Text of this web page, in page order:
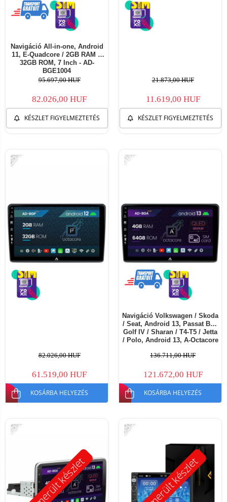
Navigáció All-in-one, Android
11, E-Quadcore / 2GB RAM +
32GB ROM, 7 Inch - AD-
BGE1004
95.697,00 HUF
82.026,00 HUF
KÉSZLET FIGYELMEZTETÉS
21.873,00 HUF
11.619,00 HUF
KÉSZLET FIGYELMEZTETÉS
-25%
82.026,00 HUF
61.519,00 HUF
KOSÁRBA HELYEZÉS
-11%
Navigáció Volkswagen / Skoda
/ Seat, Android 13, Passat B5 /
Golf IV / Sharan / T4-T5 / Jetta
/ Polo, Android 13, A-Octacore
Inch - AD-BGA10004+AD-
136.711,00 HUF
121.672,00 HUF
KOSÁRBA HELYEZÉS
Kimerült készlet
-15%
Kimerült készlet
-53%